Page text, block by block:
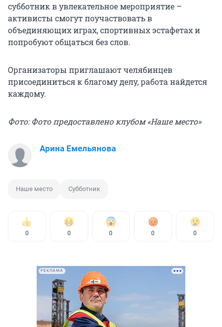
субботник в увлекательное мероприятие –
активисты смогут поучаствовать в
объединяющих играх, спортивных эстафетах и
попробуют общаться без слов.
Организаторы приглашают челябинцев
присоединиться к благому делу, работа найдется
каждому.
Фото: Фото предоставлено клубом «Наше место»
Арина Емельянова
Наше место Субботник
0 0 0 0 0
РЕКЛАМА